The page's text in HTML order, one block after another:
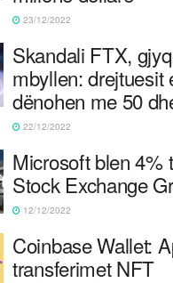
23/12/2022
Skandali FTX,
mbyllen: drejtuesit
dënohen me 50
22/12/2022
Microsoft blen 4%
Stock Exchange
12/12/2022
Coinbase Wallet:
transferimet NFT